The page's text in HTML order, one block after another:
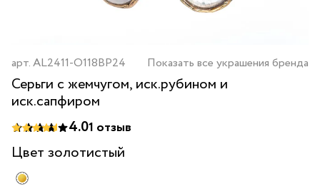
арт.AL2411-O118BP24 Показать все украшения бренда
Серьги с жемчугом, иск.рубином и
иск.сапфиром
4.01 отзыв
Цвет золотистый